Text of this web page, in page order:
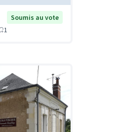
Soumis au vote
1